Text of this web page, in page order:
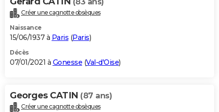
Créer une cagnotte obsèques
Naissance
15/06/1937 à Paris (Paris)
Décès
07/01/2021 à Gonesse (Val-d'Oise)
Georges CATIN (87 ans)
Créer une cagnotte obsèques